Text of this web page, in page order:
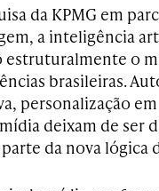
da KPMG em
a inteligência
estruturalmente o
brasileiras.
personalização em
deixam de ser
parte da nova lógica